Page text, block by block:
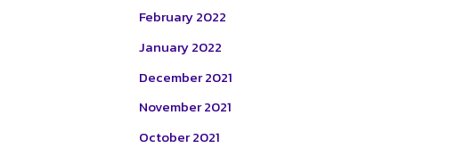
February 2022
January 2022
December 2021
November 2021
October 2021